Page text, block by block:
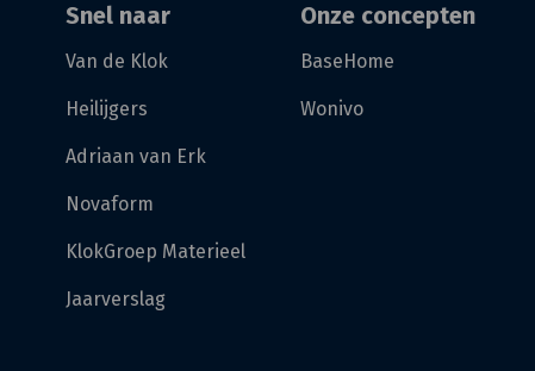
Snel naar
Van de Klok
Heilijgers
Adriaan van Erk
Novaform
KlokGroep Materieel
Jaarverslag
Onze concepten
BaseHome
Wonivo